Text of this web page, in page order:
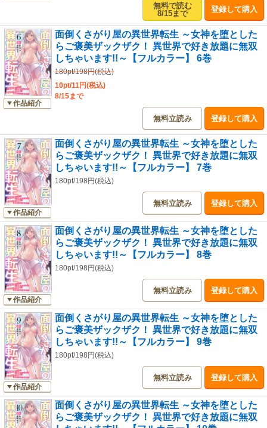
無料で読む
8/15まで
登録して購入
作品紹介
面倒くさがり屋の異世界転生 ～女神を堕とした
らご褒美ザックザク！ 異世界で好き放題に無双
しちゃいます!!～【フルカラー】 6巻
180pt/198円(税込)
10pt/11円(税込)
8/15まで
無料立読み 登録して購入
作品紹介
面倒くさがり屋の異世界転生 ～女神を堕とした
らご褒美ザックザク！ 異世界で好き放題に無双
しちゃいます!!～【フルカラー】 7巻
180pt/198円(税込)
無料立読み 登録して購入
作品紹介
面倒くさがり屋の異世界転生 ～女神を堕とした
らご褒美ザックザク！ 異世界で好き放題に無双
しちゃいます!!～【フルカラー】 8巻
180pt/198円(税込)
無料立読み 登録して購入
作品紹介
面倒くさがり屋の異世界転生 ～女神を堕とした
らご褒美ザックザク！ 異世界で好き放題に無双
しちゃいます!!～【フルカラー】 9巻
180pt/198円(税込)
無料立読み 登録して購入
面倒くさがり屋の異世界転生 ～女神を堕とした
らご褒美ザックザク！ 異世界で好き放題に無双